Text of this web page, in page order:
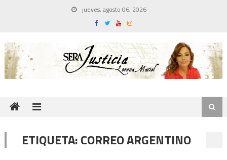
jueves, agosto 06, 2026
ETIQUETA:CORREO ARGENTINO